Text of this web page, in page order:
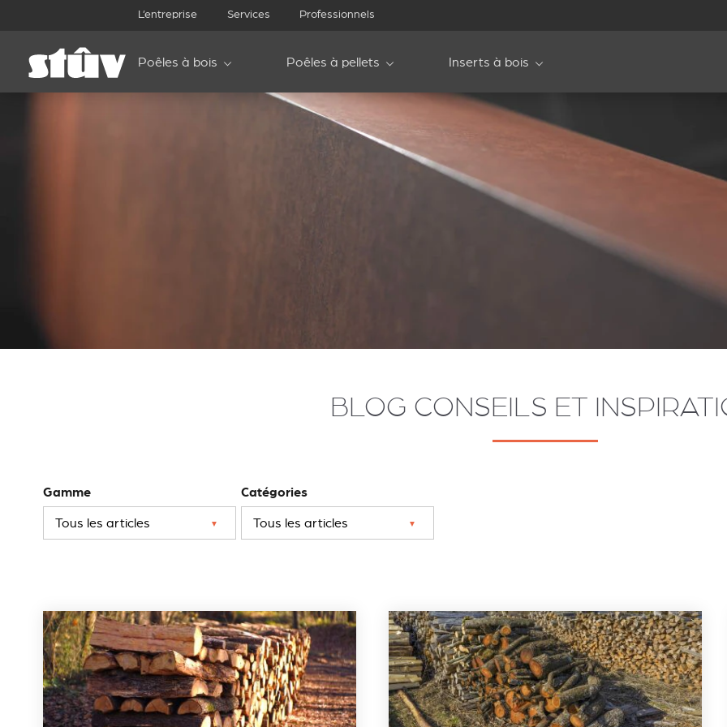
L’entreprise Services Professionnels
Poêles à bois Poêles à pellets Inserts à bois
BLOG CONSEILS ET
Gamme
▼
Catégories
▼